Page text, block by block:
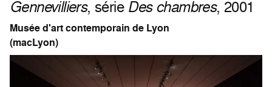
Gennevilliers, série Des chambres, 2001
Musée d'art contemporain de Lyon
(macLyon)